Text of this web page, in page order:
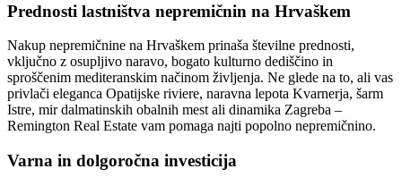
Prednosti lastništva nepremičnin na Hrvaškem
Nakup nepremičnine na Hrvaškem prinaša številne prednosti,
vključno z osupljivo naravo, bogato kulturno dediščino in
sproščenim mediteranskim načinom življenja. Ne glede na to, ali vas
privlači eleganca Opatijske riviere, naravna lepota Kvarnerja, šarm
Istre, mir dalmatinskih obalnih mest ali dinamika Zagreba –
Remington Real Estate vam pomaga najti popolno nepremičnino.
Varna in dolgoročna investicija